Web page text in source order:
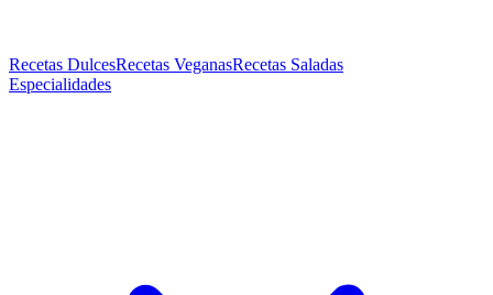
Recetas DulcesRecetas VeganasRecetas Saladas
Especialidades